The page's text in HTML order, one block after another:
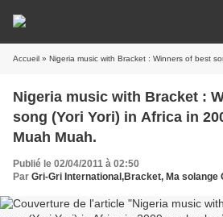
Accueil » Nigeria music with Bracket : Winners of best song (Yori Yori)
Nigeria music with Bracket :
song (Yori Yori) in Africa in
Muah Muah.
Publié le 02/04/2011 à 02:50
Par Gri-Gri International,Bracket, Ma solange